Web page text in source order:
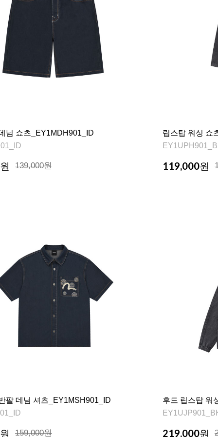
님 쇼츠_EY1MDH901_ID
원 139,000원
립스탑 워싱 쇼
119,000원
팔 데님 셔츠_EY1MSH901_ID
원 159,000원
후드 립스탑 워
219,000원